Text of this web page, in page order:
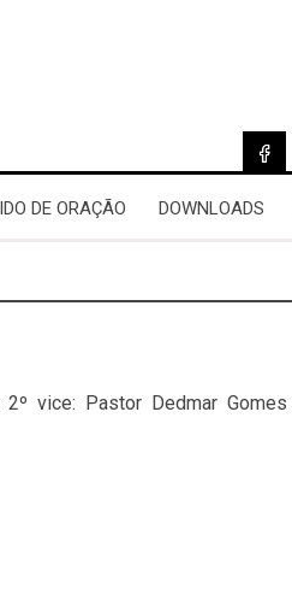
DE ORAÇÃO DOWNLOADS
vice: Pastor Dedmar